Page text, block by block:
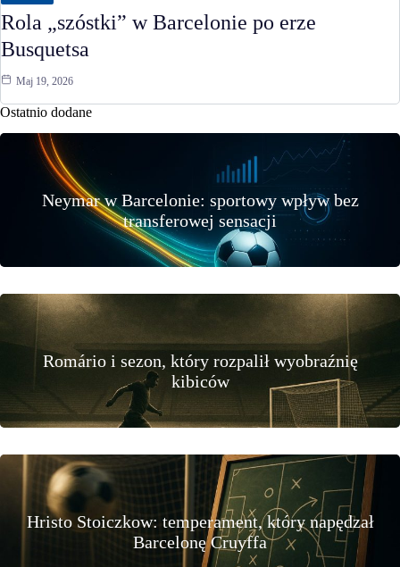
Rola „szóstki” w Barcelonie po erze
Busquetsa
Maj 19, 2026
Ostatnio dodane
Neymar w Barcelonie: sportowy wpływ bez
transferowej sensacji
Romário i sezon, który rozpalił wyobraźnię
kibiców
Hristo Stoiczkow: temperament, który napędzał
Barcelonę Cruyffa